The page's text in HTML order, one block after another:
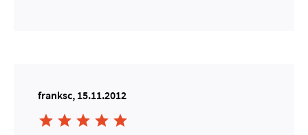
franksc, 15.11.2012
    